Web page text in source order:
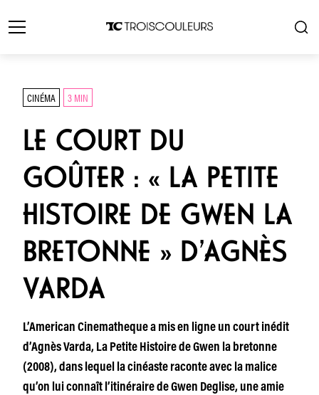
CINÉMA 3 MIN
LE COURT DU
GOÛTER : « LA PETITE
HISTOIRE DE GWEN LA
BRETONNE » D’AGNÈS
VARDA
L’American Cinematheque a mis en ligne un court inédit
d’Agnès Varda, La Petite Histoire de Gwen la bretonne
(2008), dans lequel la cinéaste raconte avec la malice
qu’on lui connaît l’itinéraire de Gwen Deglise, une amie